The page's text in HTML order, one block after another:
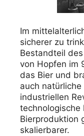
Im
sicherer zu
Bestandteil
von Hopfen im
das Bier und
auch
industriellen
technologische
Bierproduktion
skalierbarer.